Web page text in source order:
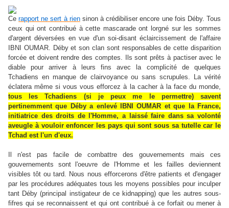
Cerapport ne sert à riensinon à crédibiliser encore une fois Déby. Tous
ceux qui ont contribué à cette mascarade ont lorgné sur les sommes
d'argent déversées en vue d'un soi-disant éclaircissement de l'affaire
IBNI OUMAR. Déby et son clan sont responsables de cette disparition
forcée et doivent rendre des comptes. Ils sont prêts à pactiser avec le
diable pour arriver à leurs fins avec la complicité de quelques
Tchadiens en manque de clairvoyance ou sans scrupules. La vérité
éclatera même si vous vous efforcez à la cacher à la face du monde,
tous les Tchadiens (si je peux me le permettre) savent
pertinemment que Déby a enlevé IBNI OUMAR et que la France,
initiatrice des droits de l'Homme, a laissé faire dans sa volonté
aveugle à vouloir enfoncer les pays qui sont sous sa tutelle car le
Tchad est l'un d'eux.
Il n'est pas facile de combattre des gouvernements mais ces
gouvernements sont l'oeuvre de l'Homme et les failles deviennent
visibles tôt ou tard. Nous nous efforcerons d'être patients et d'engager
par les procédures adéquates tous les moyens possibles pour inculper
tant Déby (principal instigateur de ce kidnapping) que les autres sous-
fifres qui se reconnaissent et qui ont contribué à ce forfait ou mener à